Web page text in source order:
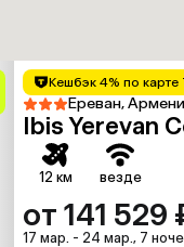
Кешбэк 4% по карте
Ереван,
Ibis Yerevan
12 км везде
от 141 529
17 мар. - 24 мар., 7